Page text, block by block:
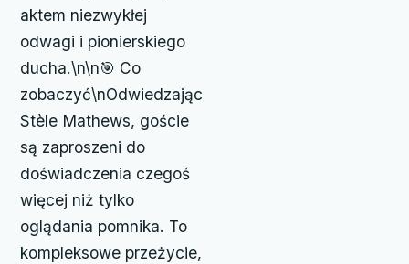
aktem niezwykłej
odwagi i pionierskiego
ducha.\n\n🎯 Co
zobaczyć\nOdwiedzając
Stèle Mathews, goście
są zaproszeni do
doświadczenia czegoś
więcej niż tylko
oglądania pomnika. To
kompleksowe przeżycie,